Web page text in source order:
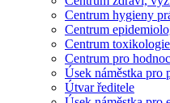
Centrum hygieny
Centrum
Centrum
Centrum pro
Úsek náměstka pro
Útvar ředitele